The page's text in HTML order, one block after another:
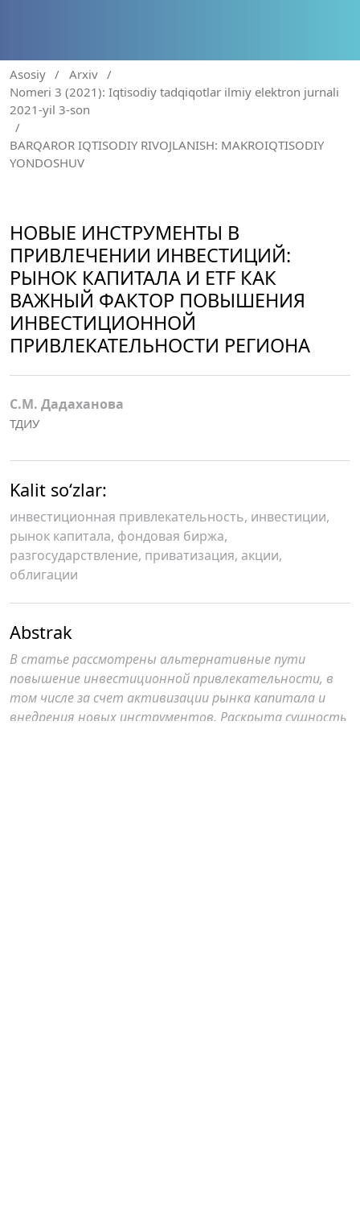
Asosiy / Arxiv /
Nomeri 3 (2021): Iqtisodiy tadqiqotlar ilmiy elektron jurnali
2021-yil 3-son
/
BARQAROR IQTISODIY RIVOJLANISH: MAKROIQTISODIY
YONDOSHUV
НОВЫЕ ИНСТРУМЕНТЫ В
ПРИВЛЕЧЕНИИ ИНВЕСТИЦИЙ:
РЫНОК КАПИТАЛА И ETF КАК
ВАЖНЫЙ ФАКТОР ПОВЫШЕНИЯ
ИНВЕСТИЦИОННОЙ
ПРИВЛЕКАТЕЛЬНОСТИ РЕГИОНА
С.М. Дадаханова
ТДИУ
Kalit so‘zlar:
инвестиционная привлекательность, инвестиции,
рынок капитала, фондовая биржа,
разгосударствление, приватизация, акции,
облигации
Abstrak
В статье рассмотрены альтернативные пути
повышение инвестиционной привлекательности, в
том числе за счет активизации рынка капитала и
внедрения новых инструментов. Раскрыта сущность